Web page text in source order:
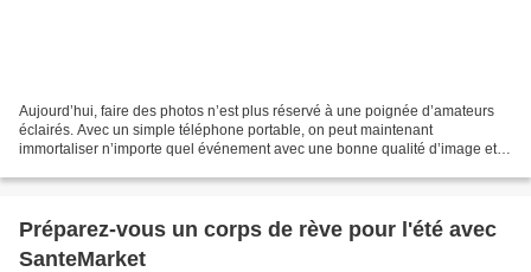
Aujourd’hui, faire des photos n’est plus réservé à une poignée d’amateurs
éclairés. Avec un simple téléphone portable, on peut maintenant
immortaliser n’importe quel événement avec une bonne qualité d’image et
Préparez-vous un corps de rève pour l'été avec
SanteMarket